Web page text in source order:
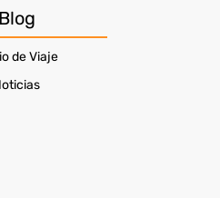
Blog
de Viaje